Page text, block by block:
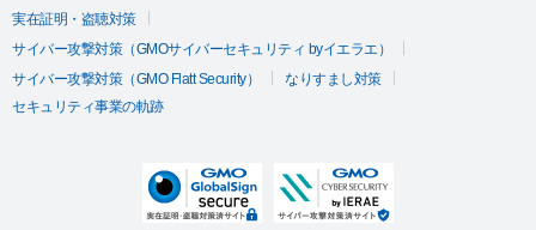
実在証明・盗聴対策
サイバー攻撃対策（GMOサイバーセキュリティ byイエラエ）
サイバー攻撃対策（GMO Flatt Security）
なりすまし対策
セキュリティ事業の軌跡